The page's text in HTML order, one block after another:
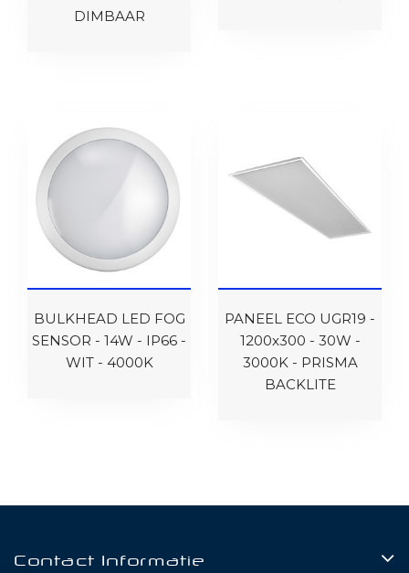
DIMBAAR
BULKHEAD LED FOG
SENSOR - 14W - IP66 -
WIT - 4000K
PANEEL ECO UGR19 -
1200x300 - 30W -
3000K - PRISMA
BACKLITE
Contact Informatie